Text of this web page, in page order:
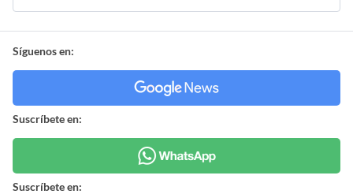
Síguenos en:
Suscríbete en:
Suscríbete en: